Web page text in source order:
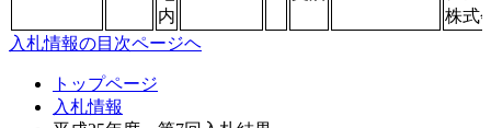
内
株式
入札情報の目次ページヘ
トップページ
入札情報